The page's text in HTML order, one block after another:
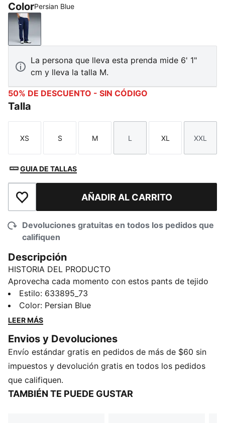
ColorPersian Blue
Persian Blue
La persona que lleva esta prenda mide 6' 1"
cm y lleva la talla M.
50% DE DESCUENTO - SIN CÓDIGO
Talla
Talla
XS
Talla
S
Talla
M
Talla
L
Talla
XL
Talla
XXL
GUIA DE TALLAS
Añadir a la lista de deseosAÑADIR AL CARRITO
Devoluciones gratuitas en todos los pedidos que
califiquen
Descripción
HISTORIA DEL PRODUCTO
Aprovecha cada momento con estos pants de tejido
de rizo francés. Con un corte holgado y tela de punto
suave, están diseñados para días informales o
actividades sobre la marcha. Ya sea que vayas al
mantiene en movimiento con un estilo sin
complicaciones.
CARACTERÍSTICAS Y BENEFICIOS
Producto fabricado con al menos un 20 % de
materiales reciclados
Estilo: 633895_73
Color: Persian Blue
LEER MÁS
Envios y Devoluciones
Envío estándar gratis en pedidos de más de $60 sin
impuestos y devolución gratis en todos los pedidos
que califiquen.
TAMBIÉN TE PUEDE GUSTAR